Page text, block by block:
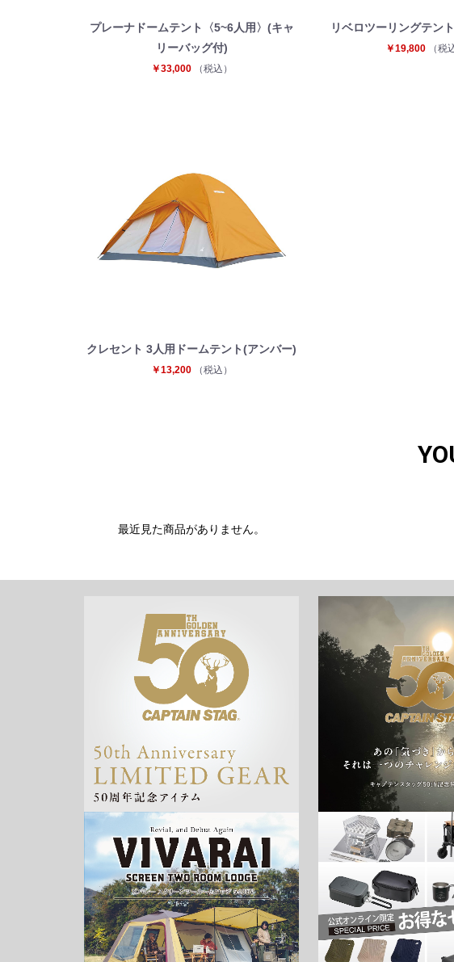
プレーナドームテント〈5~6人用〉(キャ
リーバッグ付)
￥33,000 （税込）
リベロツーリングテン
￥19,800 （税
クレセント 3人用ドームテント(アンバー)
￥13,200 （税込）
最近見た商品がありません。